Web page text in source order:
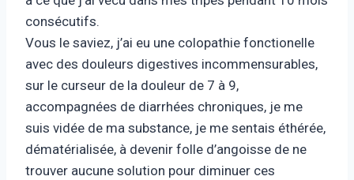
consécutifs.
Vous le saviez, j’ai eu une colopathie fonctionelle
avec des douleurs digestives incommensurables,
sur le curseur de la douleur de 7 à 9,
accompagnées de diarrhées chroniques, je me
suis vidée de ma substance, je me sentais éthérée,
dématérialisée, à devenir folle d’angoisse de ne
trouver aucune solution pour diminuer ces